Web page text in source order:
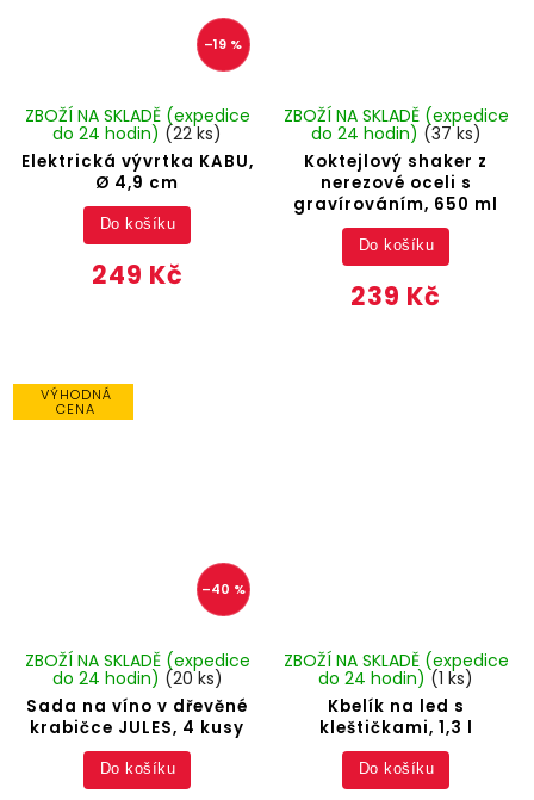
–19 %
Elektrická vývrtka KABU,
Ø 4,9 cm
ZBOŽÍ NA SKLADĚ (expedice
do 24 hodin) (22 ks)
249 Kč
Do košíku
Koktejlový shaker z
nerezové oceli s
gravírováním, 650 ml
ZBOŽÍ NA SKLADĚ (expedice
do 24 hodin) (37 ks)
239 Kč
Do košíku
VÝHODNÁ
CENA
–40 %
Sada na víno v dřevěné
krabičce JULES, 4 kusy
ZBOŽÍ NA SKLADĚ (expedice
do 24 hodin) (20 ks)
Do košíku
Kbelík na led s
kleštičkami, 1,3 l
ZBOŽÍ NA SKLADĚ (expedice
do 24 hodin)(1 ks)
Do košíku